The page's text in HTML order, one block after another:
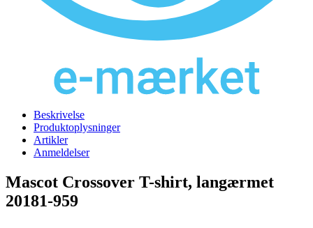
Beskrivelse
Produktoplysninger
Artikler
Anmeldelser
Mascot Crossover T-shirt, langærmet
20181-959